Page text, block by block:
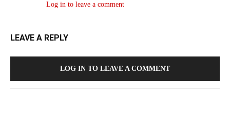
Log in to leave a comment
LEAVE A REPLY
LOG IN TO LEAVE A COMMENT